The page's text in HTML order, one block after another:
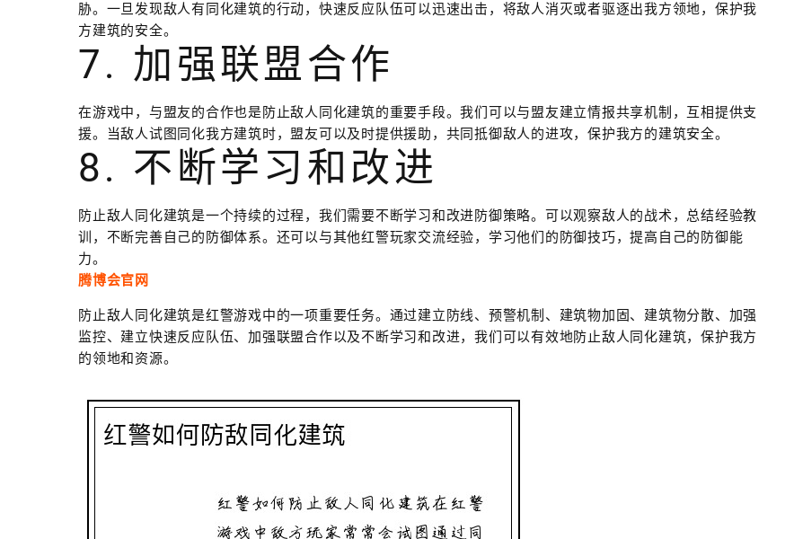
胁。一旦发现敌人有同化建筑的行动，快速反应队伍可以迅速出击，将敌人消灭或者驱逐出我方领地，保护我
方建筑的安全。
7. 加强联盟合作
在游戏中，与盟友的合作也是防止敌人同化建筑的重要手段。我们可以与盟友建立情报共享机制，互相提供支
援。当敌人试图同化我方建筑时，盟友可以及时提供援助，共同抵御敌人的进攻，保护我方的建筑安全。
8. 不断学习和改进
防止敌人同化建筑是一个持续的过程，我们需要不断学习和改进防御策略。可以观察敌人的战术，总结经验教
训，不断完善自己的防御体系。还可以与其他红警玩家交流经验，学习他们的防御技巧，提高自己的防御能
力。
腾博会官网
防止敌人同化建筑是红警游戏中的一项重要任务。通过建立防线、预警机制、建筑物加固、建筑物分散、加强
监控、建立快速反应队伍、加强联盟合作以及不断学习和改进，我们可以有效地防止敌人同化建筑，保护我方
的领地和资源。